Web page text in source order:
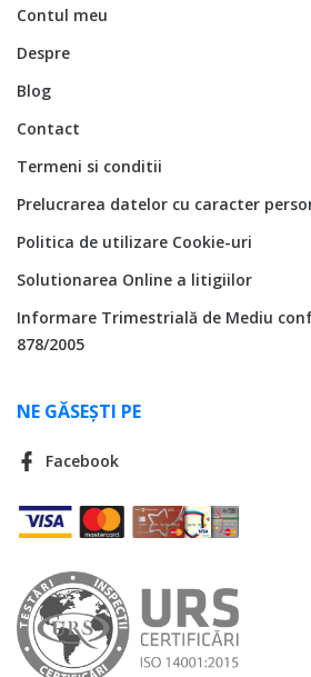
Contul meu
Despre
Blog
Contact
Termeni si conditii
Prelucrarea datelor cu caracter
Politica de utilizare Cookie-uri
Solutionarea Online a litigiilor
Informare Trimestrială de Mediu
878/2005
NE GĂSEȘTI PE
Facebook